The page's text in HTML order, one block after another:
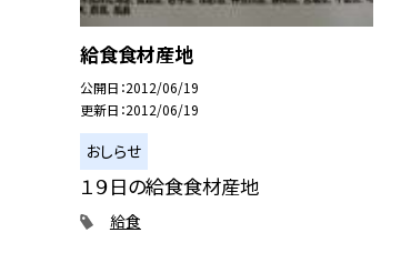
給食食材産地
公開日 2012/06/19
更新日 2012/06/19
おしらせ
１９日の給食食材産地
給食